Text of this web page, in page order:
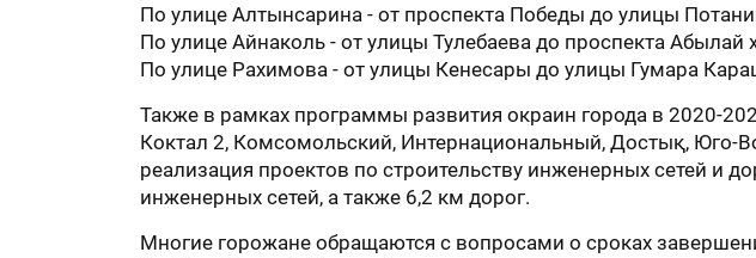
По улице Алтынсарина - от проспекта Победы до улицы
По улице Айнаколь - от улицы Тулебаева до проспекта Абылай
По улице Рахимова - от улицы Кенесары до улицы Гумара
Также в рамках программы развития окраин города в 2020-
Коктал 2, Комсомольский, Интернациональный, Достық, Юго-
реализация проектов по строительству инженерных сетей и
инженерных сетей, а также 6,2 км дорог.
Многие горожане обращаются с вопросами о сроках